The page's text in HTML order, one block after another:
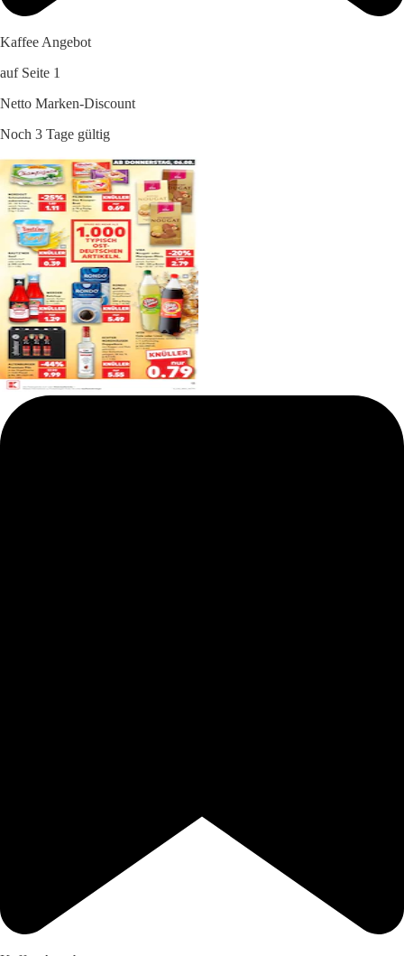
Kaffee Angebot
auf Seite 1
Netto Marken-Discount
Noch 3 Tage gültig